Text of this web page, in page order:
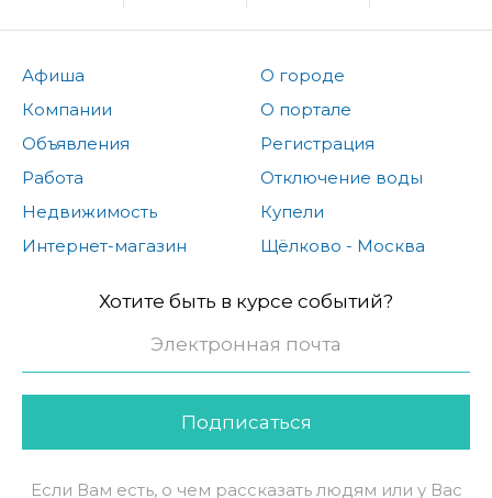
Афиша
Компании
Объявления
Работа
Недвижимость
Интернет-магазин
О городе
О портале
Регистрация
Отключение воды
Купели
Щёлково - Москва
Хотите быть в курсе событий?
Подписаться
Если Вам есть, о чем рассказать людям или у Вас